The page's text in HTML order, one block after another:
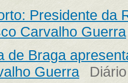
Presidente da
Carvalho Guerra
de Braga
Guerra